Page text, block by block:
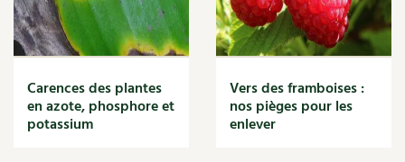
Carences des plantes
en azote, phosphore et
potassium
Vers des framboises :
nos pièges pour les
enlever